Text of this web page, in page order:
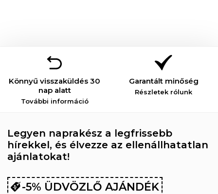
Könnyű visszaküldés 30
nap alatt
További információ
Garantált minőség
Részletek rólunk
Legyen naprakész a legfrissebb
hírekkel, és élvezze az ellenállhatatlan
ajánlatokat!
-5% ÜDVÖZLŐ AJÁNDÉK